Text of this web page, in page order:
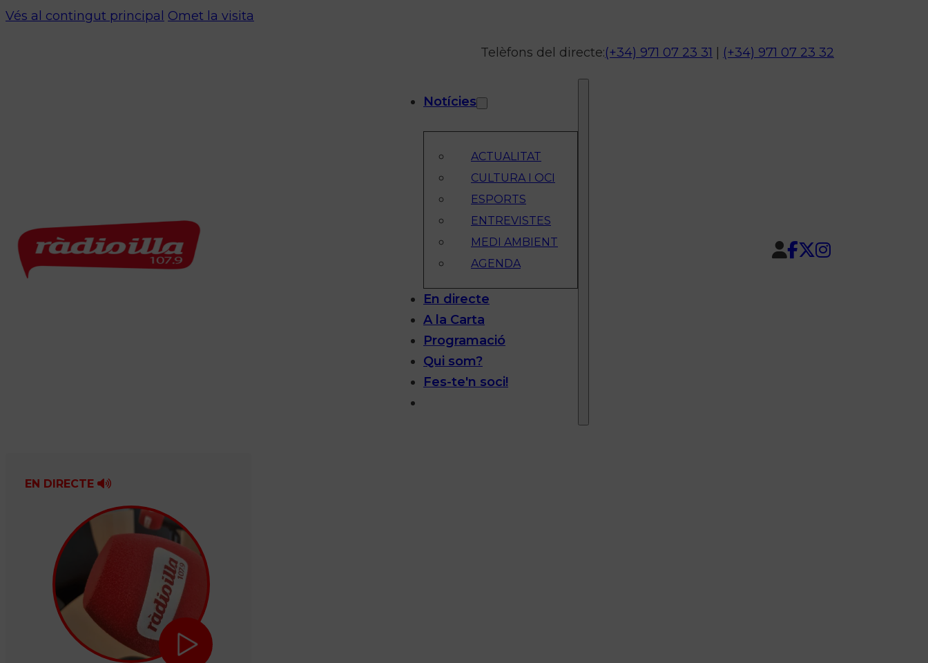
Vés al contingut principal Omet la visita
Telèfons del directe:(+34) 971 07 23 31 (+34) 971 07 23 32
Notícies
ACTUALITAT
CULTURA I OCI
ESPORTS
ENTREVISTES
MEDI AMBIENT
AGENDA
En directe
A la Carta
Programació
Qui som?
Fes-te'n soci!
EN DIRECTE